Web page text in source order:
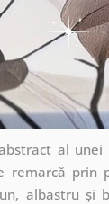
al
remarcă prin
albastru și